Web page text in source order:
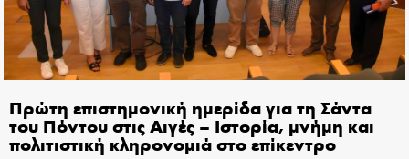
Πρώτη επιστημονική ημερίδα για τη Σάντα
του Πόντου στις Αιγές – Ιστορία, μνήμη και
πολιτιστική κληρονομιά στο επίκεντρο